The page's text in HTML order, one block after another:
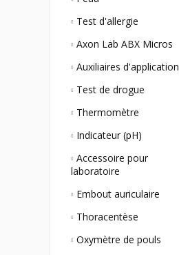
Test d'allergie
Axon Lab ABX Micros
Auxiliaires d'application
Test de drogue
Thermomètre
Indicateur (pH)
Accessoire pour
laboratoire
Embout auriculaire
Thoracentèse
Oxymètre de pouls